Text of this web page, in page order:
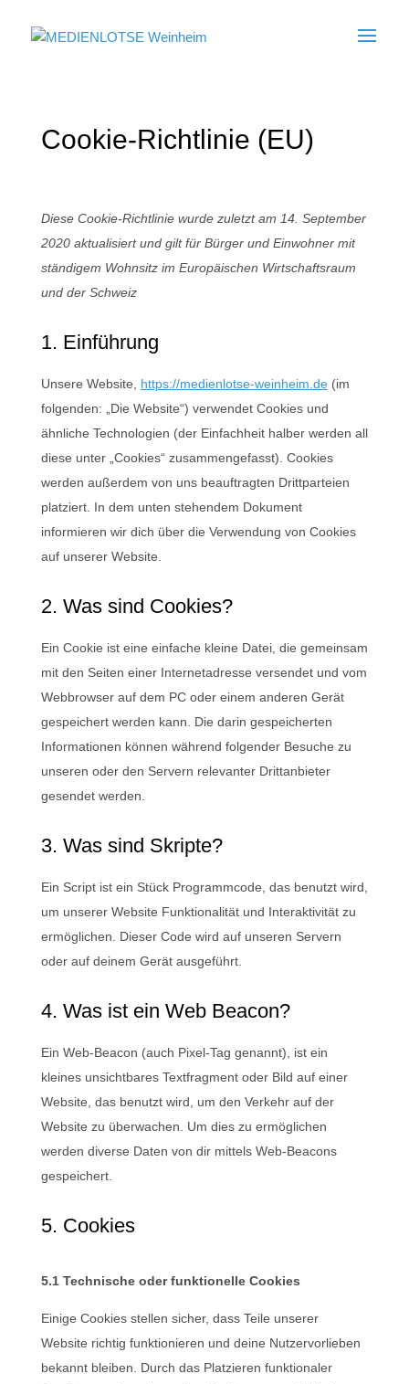
Cookie-Richtlinie (EU)
Diese Cookie-Richtlinie wurde zuletzt am 14. September
2020 aktualisiert und gilt für Bürger und Einwohner mit
ständigem Wohnsitz im Europäischen Wirtschaftsraum
und der Schweiz
1. Einführung
Unsere Website, https://medienlotse-weinheim.de(im
folgenden: „Die Website“) verwendet Cookies und
ähnliche Technologien (der Einfachheit halber werden all
diese unter „Cookies“ zusammengefasst). Cookies
werden außerdem von uns beauftragten Drittparteien
platziert. In dem unten stehendem Dokument
informieren wir dich über die Verwendung von Cookies
auf unserer Website.
2. Was sind Cookies?
Ein Cookie ist eine einfache kleine Datei, die gemeinsam
mit den Seiten einer Internetadresse versendet und vom
Webbrowser auf dem PC oder einem anderen Gerät
gespeichert werden kann. Die darin gespeicherten
Informationen können während folgender Besuche zu
unseren oder den Servern relevanter Drittanbieter
gesendet werden.
3. Was sind Skripte?
Ein Script ist ein Stück Programmcode, das benutzt wird,
um unserer Website Funktionalität und Interaktivität zu
ermöglichen. Dieser Code wird auf unseren Servern
oder auf deinem Gerät ausgeführt.
4. Was ist ein Web Beacon?
Ein Web-Beacon (auch Pixel-Tag genannt), ist ein
kleines unsichtbares Textfragment oder Bild auf einer
Website, das benutzt wird, um den Verkehr auf der
Website zu überwachen. Um dies zu ermöglichen
werden diverse Daten von dir mittels Web-Beacons
gespeichert.
5. Cookies
5.1 Technische oder funktionelle Cookies
Einige Cookies stellen sicher, dass Teile unserer
Website richtig funktionieren und deine Nutzervorlieben
bekannt bleiben. Durch das Platzieren funktionaler